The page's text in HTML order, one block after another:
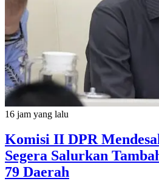
16 jam yang lalu
Komisi II DPR
Segera Salurkan
79 Daerah